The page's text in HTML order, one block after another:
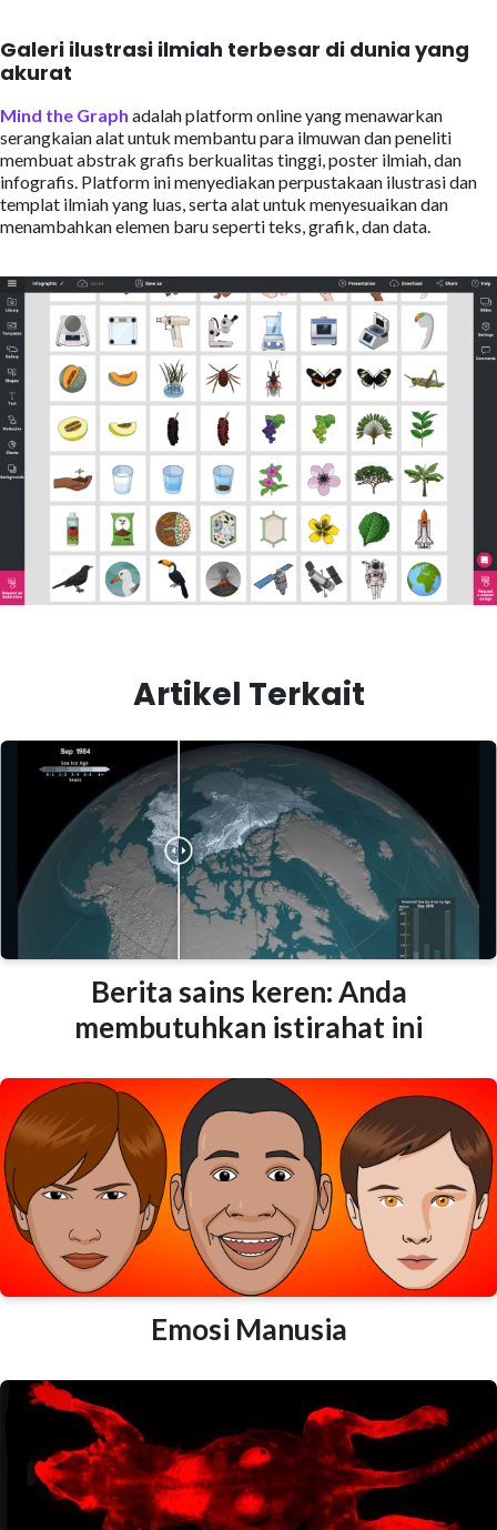
Galeri ilustrasi ilmiah terbesar di dunia yang
akurat
Mind the Graph adalah platform online yang menawarkan
serangkaian alat untuk membantu para ilmuwan dan peneliti
membuat abstrak grafis berkualitas tinggi, poster ilmiah, dan
infografis. Platform ini menyediakan perpustakaan ilustrasi dan
templat ilmiah yang luas, serta alat untuk menyesuaikan dan
menambahkan elemen baru seperti teks, grafik, dan data.
Artikel Terkait
Berita sains keren: Anda
membutuhkan istirahat ini
Emosi Manusia